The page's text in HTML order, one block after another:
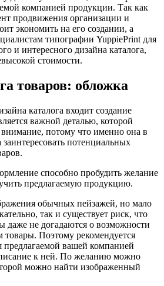
компанией продукции. Так как
продвижения организации и
экономить на его создании, а
типографии YuppiePrint для
и интересного дизайна каталога,
стоимости.
товаров: обложка
каталога входит создание
важной деталью, которой
внимание, потому что именно она в
потенциальных
способно пробудить желание
предлагаемую продукцию.
обычных пейзажей, но мало
так и существует риск, что
даже не догадаются о возможности
Поэтому рекомендуется
предлагаемой вашей компанией
к ней. По желанию можно
можно найти изображенный